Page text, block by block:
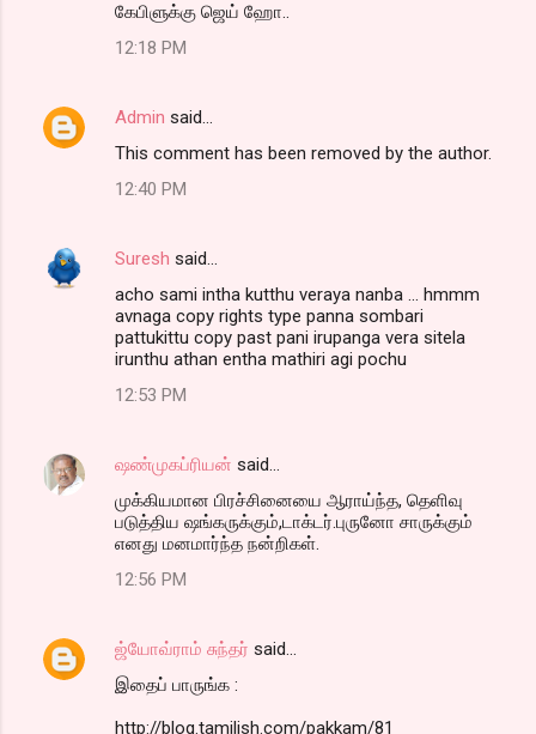
கேபிளுக்கு ஜெய் ஹோ..
12:18 PM
Admin said…
This comment has been removed by the author.
12:40 PM
Suresh said…
acho sami intha kutthu veraya nanba ... hmmm
avnaga copy rights type panna sombari
pattukittu copy past pani irupanga vera sitela
irunthu athan entha mathiri agi pochu
12:53 PM
ஷண்முகப்ரியன் said…
முக்கியமான பிரச்சினையை ஆராய்ந்த, தெளிவு
படுத்திய ஷங்கருக்கும்,டாக்டர்.புருனோ சாருக்கும்
எனது மனமார்ந்த நன்றிகள்.
12:56 PM
ஜ்யோவ்ராம் சுந்தர் said…
இதைப் பாருங்க :
http://blog.tamilish.com/pakkam/81